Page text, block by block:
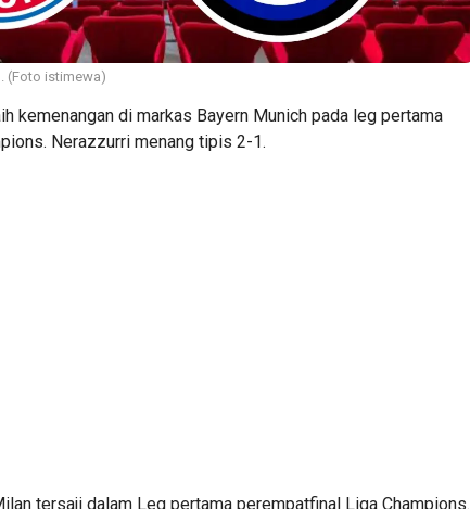
(Foto istimewa)
kemenangan di markas Bayern Munich pada leg pertama
Nerazzurri menang tipis 2-1.
tersaji dalam Leg pertama perempatfinal Liga Champions.